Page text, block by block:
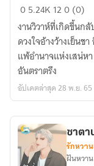
วิวาห์
บัญชา
05.24K 120 (0)
งานวิวาห์ที่เกิดขึ้นก
ดวงใจอ้างว้างเย็น
แพ้อำนาจแห่งเสน่ห
อันตราตรึง
อัปเดตล่าสุด 28 พ.ย.
ซาตา
รักหวา
ฝันหวา